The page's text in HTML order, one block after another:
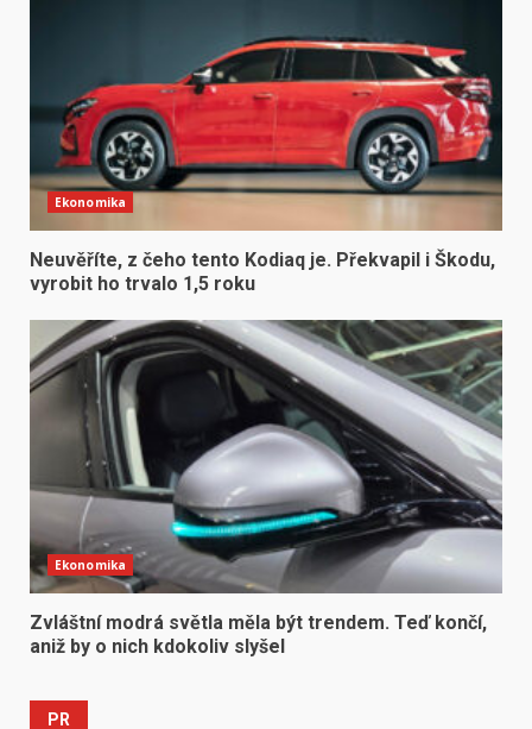
Ekonomika
Neuvěříte, z čeho tento Kodiaq je. Překvapil i Škodu,
vyrobit ho trvalo 1,5 roku
Ekonomika
Zvláštní modrá světla měla být trendem. Teď končí,
aniž by o nich kdokoliv slyšel
PR